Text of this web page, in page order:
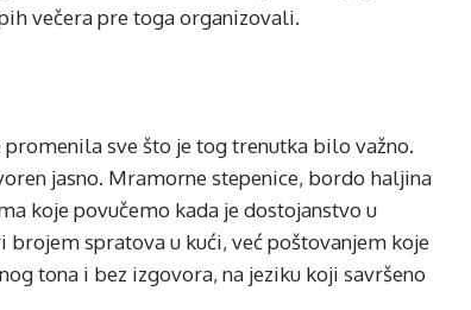
večera pre toga organizovali.
sve što je tog trenutka bilo važno.
jasno. Mramorne stepenice, bordo haljina
koje povučemo kada je dostojanstvo u
spratova u kući, već poštovanjem koje
tona i bez izgovora, na jeziku koji savršeno